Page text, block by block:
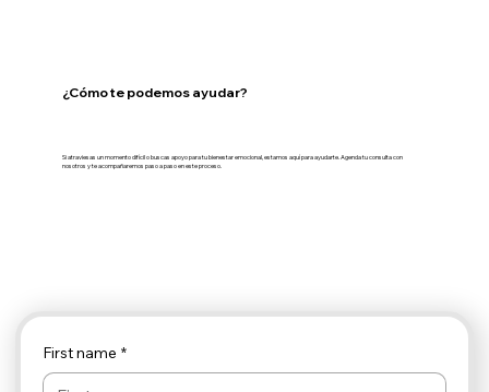
¿Cómo te podemos ayudar?
Si atraviesas un momento difícil o buscas apoyo para tu bienestar emocional, estamos aquí para ayudarte. Agenda tu consulta con
nosotros y te acompañaremos paso a paso en este proceso.
First name *